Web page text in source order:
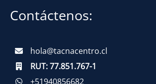
Contáctenos:
hola@tacnacentro.cl
RUT:77.851.767-1
+51940856682